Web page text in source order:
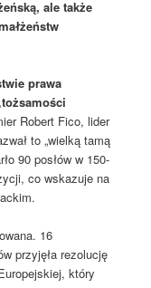
ale także
prawa
Robert Fico, lider
to „wielką tamą
90 posłów w 150-
co wskazuje na
16
przyjęła rezolucję
który